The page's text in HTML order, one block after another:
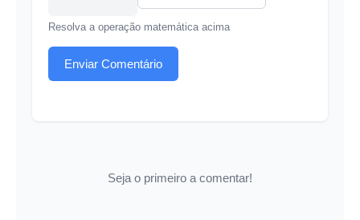
Resolva a operação matemática acima
Enviar Comentário
Seja o primeiro a comentar!